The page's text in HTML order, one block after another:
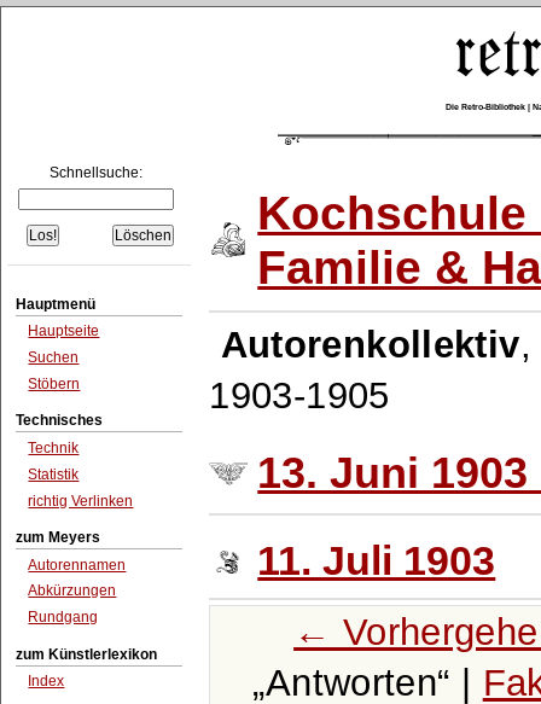
Die Retro-Bibliothek |
Schnellsuche:
Hauptmenü
Hauptseite
Suchen
Stöbern
Technisches
Technik
Statistik
richtig Verlinken
zum Meyers
Autorennamen
Abkürzungen
Rundgang
zum Künstlerlexikon
Index
Kochschule
Familie &
Autorenkollektiv
1903-1905
13. Juni
11. Juli 1903
←
Antworten
|